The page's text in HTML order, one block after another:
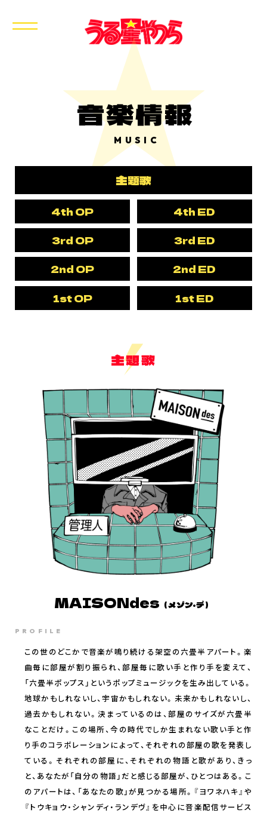
音楽情報
MUSIC
主題歌
4th OP 4th ED
3rd OP 3rd ED
2nd OP 2nd ED
1st OP 1st ED
主題歌
MAISONdes （メゾン・デ）
PROFILE
この世のどこかで音楽が鳴り続ける架空の六畳半アパート。楽
曲毎に部屋が割り振られ、部屋毎に歌い手と作り手を変えて、
「六畳半ポップス」というポップミュージックを生み出している。
地球かもしれないし、宇宙かもしれない。未来かもしれないし、
過去かもしれない。決まっているのは、部屋のサイズが六畳半
なことだけ。この場所、今の時代でしか生まれない歌い手と作
り手のコラボレーションによって、それぞれの部屋の歌を発表し
ている。それぞれの部屋に、それぞれの物語と歌があり、きっ
と、あなたが「自分の物語」だと感じる部屋が、ひとつはある。こ
のアパートは、「あなたの歌」が見つかる場所。『ヨワネハキ』や
『トウキョウ・シャンディ・ランデヴ』を中心に音楽配信サービス